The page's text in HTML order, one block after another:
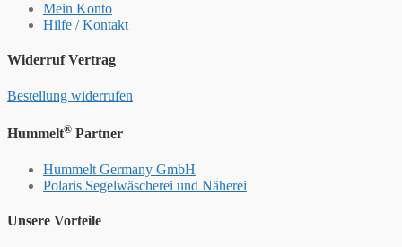
Mein Konto
Hilfe / Kontakt
Widerruf Vertrag
Bestellung widerrufen
Hummelt® Partner
Hummelt Germany GmbH
Polaris Segelwäscherei und Näherei
Unsere Vorteile